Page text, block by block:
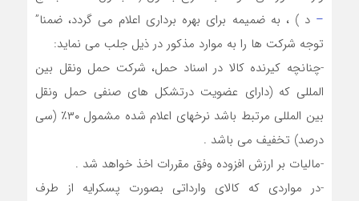
– د ) ، به ضميمه برای بهره برداری اعلام می گردد، ضمنا”
توجه شرکت ها را به موارد مذکور در ذیل جلب می نماید:
-چنانچه كيرنده كالا در اسناد حمل، شركت حمل ونقل بين
المللى كه (داراى عضويت درتشكل هاى صنفى حمل ونقل
بين المللى مرتبط باشد نرخهاى اعلام شده مشمول ٣٠٪ (سى
درصد) تخفيف مى باشد .
-ماليات بر ارزش افزوده وفق مقررات اخذ خواهد شد .
-در مواردى كه كالاى وارداتى بصورت پسكرايه از طرف